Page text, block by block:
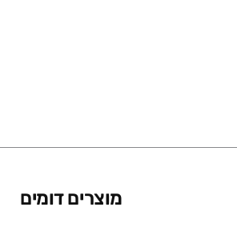
מוצרים דומים